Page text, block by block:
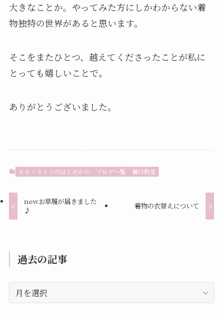
大きなことか。やってみた方にしかわからない着
物独特の世界があると思います。
そこをまたひとつ、越えてくださったことが私に
とっても嬉しいことで。
ありがとうございました。
キモノライフのはじめかた ブログ一覧 着付教室
newお草履が届きました
♪
着物の衣替えについて
過去の記事
去